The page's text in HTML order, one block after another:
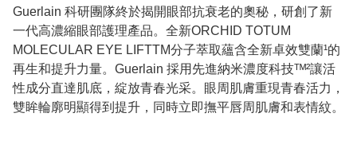
Guerlain 科研團隊終於揭開眼部抗衰老的奧秘，研創了新
一代高濃縮眼部護理產品。全新ORCHID TOTUM
MOLECULAR EYE LIFTTM分子萃取蘊含全新卓效雙蘭¹的
再生和提升力量。Guerlain 採用先進納米濃度科技ᵀᴹ²讓活
性成分直達肌底，綻放青春光采。眼周肌膚重現青春活力，
雙眸輪廓明顯得到提升，同時立即撫平唇周肌膚和表情紋。